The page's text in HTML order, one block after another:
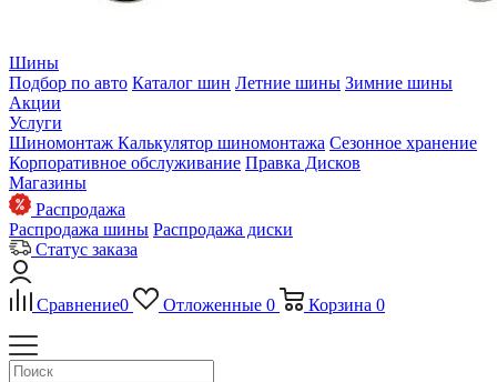
Шины
Подбор по авто Каталог шин Летние шины Зимние шины
Акции
Услуги
Шиномонтаж Калькулятор шиномонтажа Сезонное хранение
Корпоративное обслуживание Правка Дисков
Магазины
Распродажа
Распродажа шины Распродажа диски
Статус заказа
Сравнение0 Отложенные 0 Корзина 0